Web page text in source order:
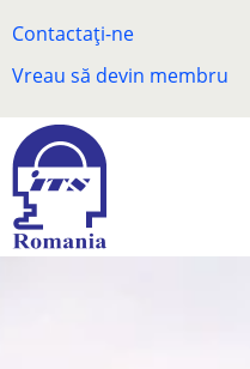
to
main
Contactați-ne
Vreau să devin membru